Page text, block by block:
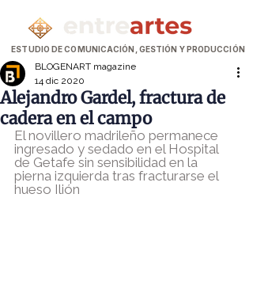
ESTUDIO DE COMUNICACIÓN, GESTIÓN Y PRODUCCIÓN
Alejandro Gardel, fractura de
cadera en el campo
BLOGENART magazine
14 dic 2020
El novillero madrileño permanece
ingresado y sedado en el Hospital
de Getafe sin sensibilidad en la
pierna izquierda tras fracturarse el
hueso Ilión